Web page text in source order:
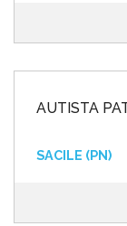
AUTISTA
SACILE (PN)